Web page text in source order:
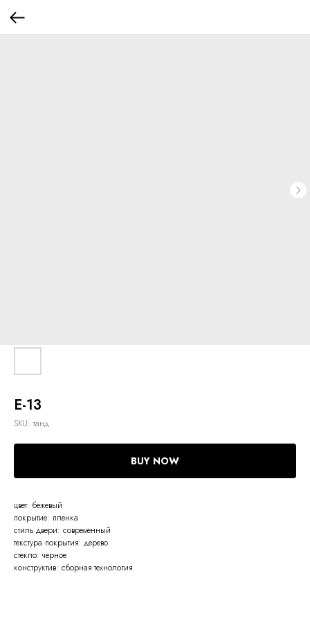
Е-13
SKU: танд
BUY NOW
цвет: бежевый
покрытие: пленка
стиль двери: современный
текстура покрытия: дерево
стекло: черное
конструктив: сборная технология